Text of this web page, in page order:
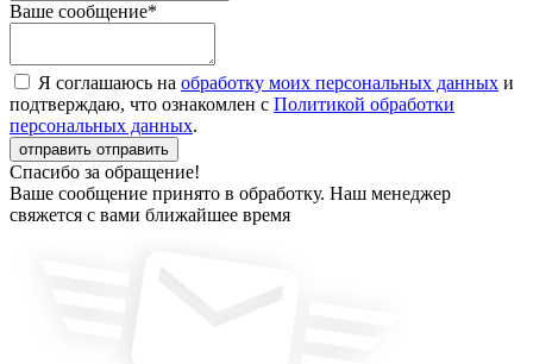
Ваше сообщение*
Я соглашаюсь на обработку моих персональных данных и
подтверждаю, что ознакомлен с Политикой обработки
персональных данных.
отправить отправить
Спасибо за обращение!
Ваше сообщение принято в обработку. Наш менеджер
свяжется с вами ближайшее время